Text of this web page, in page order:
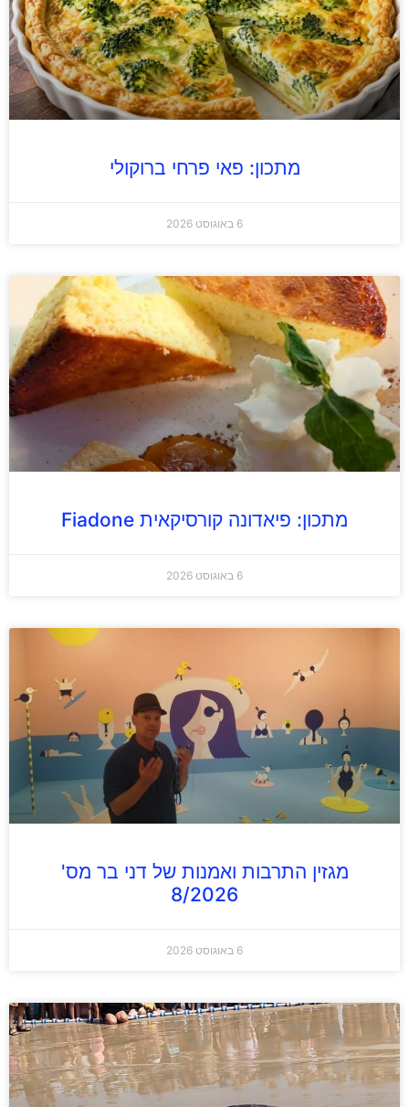
מתכון: פאי פרחי ברוקולי
6 באוגוסט 2026
מתכון: פיאדונה קורסיקאית Fiadone
6 באוגוסט 2026
מגזין התרבות ואמנות של דני בר מס'
8/2026
6 באוגוסט 2026